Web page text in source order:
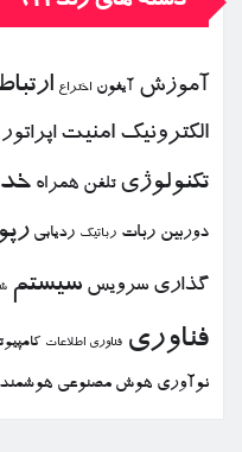
آموزش آیفون اختراع
الكترونیك امنیت اپراتور
تكنولوژی تلفن همراه
دوربین ربات رباتیك ردیابی
گذاری سرویس سیستم
فناوری فناوری اطلاعات
نوآوری هوش مصنوعی هوشمند